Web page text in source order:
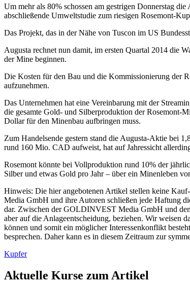
Um mehr als 80% schossen am gestrigen Donnerstag die
abschließende Umweltstudie zum riesigen Rosemont-
Das Projekt, das in der Nähe von Tuscon im US
Augusta rechnet nun damit, im ersten Quartal 2014 die
der Mine beginnen.
Die Kosten für den Bau und die Kommissionierung der
aufzunehmen.
Das Unternehmen hat eine Vereinbarung mit der
die gesamte Gold- und Silberproduktion der Rosemont-
Dollar für den Minenbau aufbringen muss.
Zum Handelsende gestern stand die Augusta-Aktie bei
rund 160 Mio. CAD aufweist, hat auf Jahressicht
Rosemont könnte bei Vollproduktion rund 10% der
Silber und etwas Gold pro Jahr – über ein Minenleben
Hinweis: Die hier angebotenen Artikel stellen keine
Media GmbH und ihre Autoren schließen jede Haftung
dar. Zwischen der GOLDINVEST Media GmbH und
aber auf die Anlageentscheidung, beziehen. Wir weisen
können und somit ein möglicher Interessenkonflikt
besprechen. Daher kann es in diesem Zeitraum zur
Kupfer
Aktuelle Kurse zum Artikel